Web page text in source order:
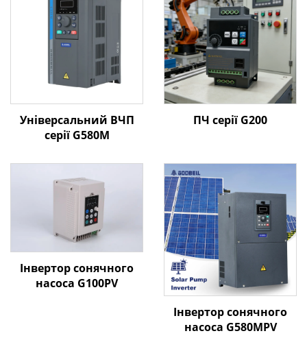
Універсальний ВЧП
серії G580M
ПЧ серії G200
Інвертор сонячного
насоса G100PV
Інвертор сонячного
насоса G580MPV